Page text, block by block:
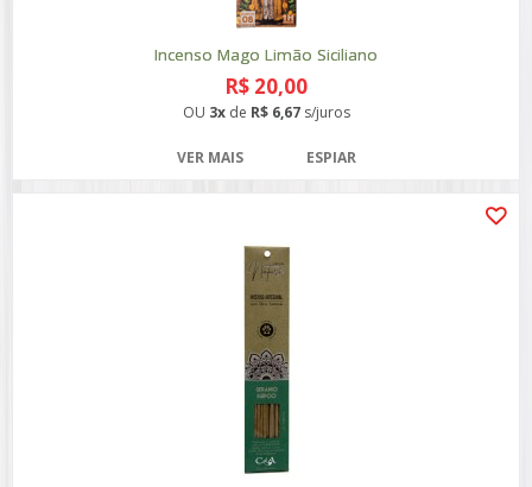
Incenso Mago Limão Siciliano
R$ 20,00
OU 3xde R$ 6,67s/juros
VER MAIS ESPIAR